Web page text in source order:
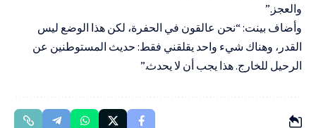
والعجز.”
وأضاف بينت: “نحن عالقون في الحفرة، لكن هذا الوضع ليس
القدر، وهناك شيء واحد يقلقني فقط: حديث المستوطنين عن
الرحيل للخارج. هذا يجب أن لا يحدث.”